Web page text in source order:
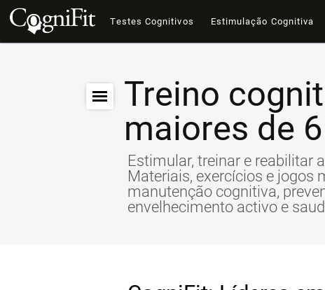
Testes Cognitivos Estimulação Cognitiva
Treino
maiores de
Estimular, treinar e reabilitar
Materiais, exercícios e jogos
manutenção cognitiva,
envelhecimento activo e